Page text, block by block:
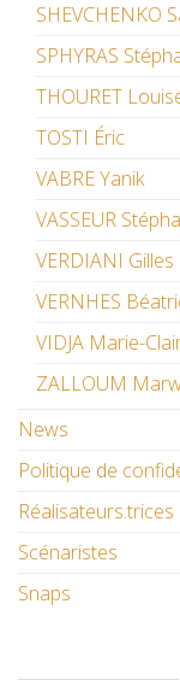
SHEVCHENKO
SPHYRAS
THOURET
TOSTI Éric
VABRE Yanik
VASSEUR
VERDIANI Gilles
VERNHES
VIDJA Marie-
ZALLOUM
News
Politique de
Réalisateurs.trices
Scénaristes
Snaps